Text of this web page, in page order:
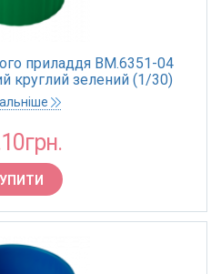
приладдя BM.6351-04
круглий зелений (1/30)